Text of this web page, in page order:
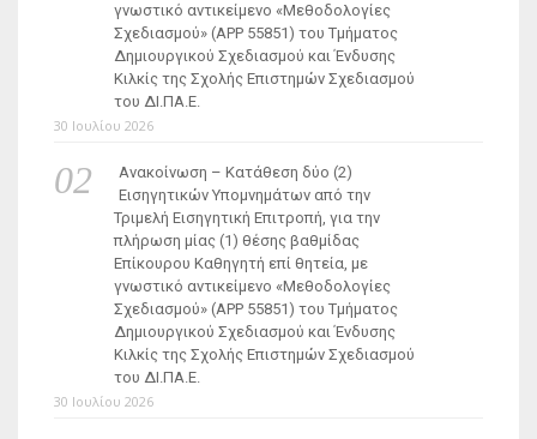
γνωστικό αντικείμενο «Μεθοδολογίες
Σχεδιασμού» (ΑΡΡ 55851) του Τμήματος
Δημιουργικού Σχεδιασμού και Ένδυσης
Κιλκίς της Σχολής Επιστημών Σχεδιασμού
του ΔΙ.ΠΑ.Ε.
30 Ιουλίου 2026
Ανακοίνωση – Κατάθεση δύο (2)
Εισηγητικών Υπομνημάτων από την
Τριμελή Εισηγητική Επιτροπή, για την
πλήρωση μίας (1) θέσης βαθμίδας
Επίκουρου Καθηγητή επί θητεία, με
γνωστικό αντικείμενο «Μεθοδολογίες
Σχεδιασμού» (ΑΡΡ 55851) του Τμήματος
Δημιουργικού Σχεδιασμού και Ένδυσης
Κιλκίς της Σχολής Επιστημών Σχεδιασμού
του ΔΙ.ΠΑ.Ε.
30 Ιουλίου 2026